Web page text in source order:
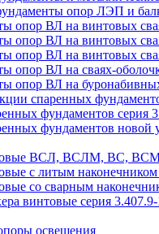
опор ЛЭП и
опор ВЛ на винтовых
опор ВЛ на винтовых
опор ВЛ на винтовых
опор ВЛ на сваях-
опор ВЛ на
спаренных
фундаментов серия
фундаментов новой
ВСЛ, ВСЛМ, ВС, ВСМ
с литым
со сварным
винтовые серия
освещения